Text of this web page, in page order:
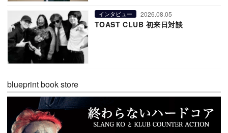
インタビュー 2026.08.05
TOAST CLUB 初来日対談
blueprint book store